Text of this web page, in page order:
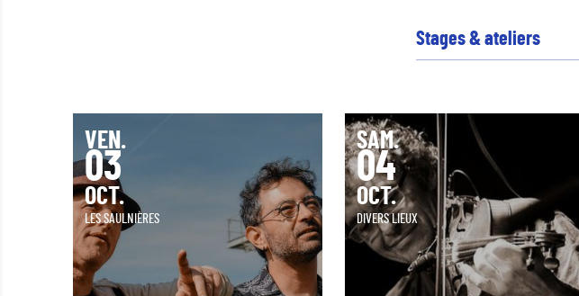
Stages & ateliers
VEN.
03
OCT.
LES SAULNIÈRES
SAM.
04
OCT.
DIVERS LIEUX